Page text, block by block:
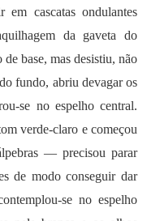
cascatas ondulantes
da gaveta do
base, mas desistiu, não
fundo, abriu devagar os
se no espelho central.
verde-claro e começou
— precisou parar
de modo conseguir dar
se no espelho